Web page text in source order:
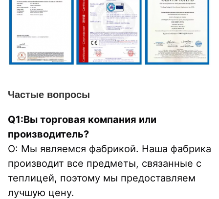
Частые вопросы
Q1:Вы торговая компания или
производитель?
О: Мы являемся фабрикой. Наша фабрика
производит все предметы, связанные с
теплицей, поэтому мы предоставляем
лучшую цену.